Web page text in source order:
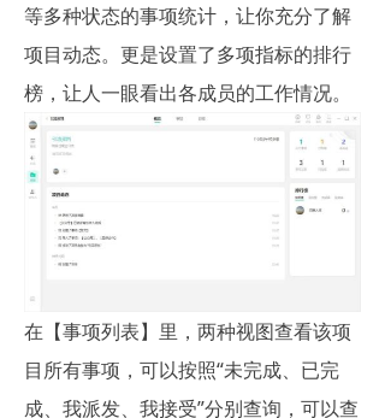
等多种状态的事项统计，让你充分了解
项目动态。更是设置了多项指标的排行
榜，让人一眼看出各成员的工作情况。
在【事项列表】里，两种视图查看该项
目所有事项，可以按照“未完成、已完
成、我派发、我接受”分别查询，可以查